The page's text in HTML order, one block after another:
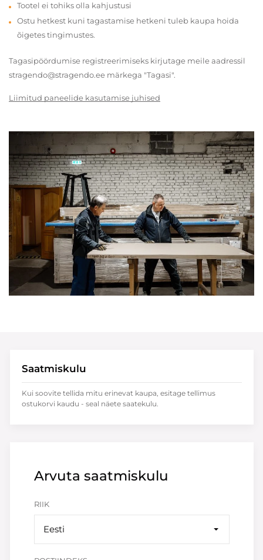
Tootel ei tohiks olla kahjustusi
Ostu hetkest kuni tagastamise hetkeni tuleb kaupa hoida
õigetes tingimustes.
Tagasipöördumise registreerimiseks kirjutage meile aadressil
stragendo@stragendo.ee märkega "Tagasi".
Liimitud paneelide kasutamise juhised
Arvuta saatmiskulu
RIIK
Eesti
Saatmiskulu
Kui soovite tellida mitu erinevat kaupa, esitage tellimus
ostukorvi kaudu - seal näete saatekulu.